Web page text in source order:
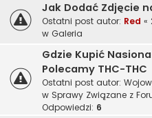
Jak Dodać Zdjęcie
Ostatni post autor: Red «
w Galeria
Gdzie Kupić
Polecamy THC-THC
Ostatni post autor:
w Sprawy Związane z
Odpowiedzi: 6